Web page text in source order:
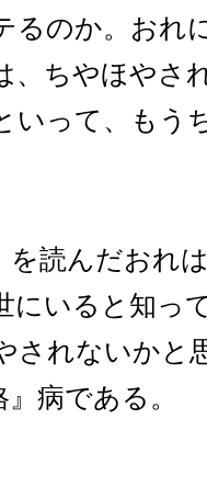
るのか。おれ
、ちやほやさ
いって、もう
を読んだおれ
にいると知っ
されないかと
病である。